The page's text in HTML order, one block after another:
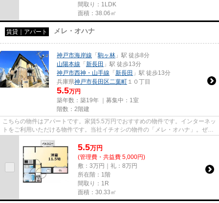
間取り：1LDK
面積：38.06㎡
賃貸｜アパート メレ・オハナ
神戸市海岸線 「駒ヶ林 」駅 徒歩8分
山陽本線 「 新長田 」駅 徒歩13分
神戸市西神・山手線 「 新長田 」駅 徒歩13分
兵庫県神戸市長田区二葉町 １０丁目
5.5万円
築年数：築19年 ｜募集中： 1室
階数：2階建
こちらの物件はアパートです。家賃5.5万円でおすすめの物件です。インターネッ
トをご利用いただける物件です。当社イチオシの物件の「メレ・オハナ」。ぜひ
5.5万円
(管理費・共益費 5,000円)
敷：3万円｜礼：8万円
所在階：1階
間取り：1R
面積：30.33㎡